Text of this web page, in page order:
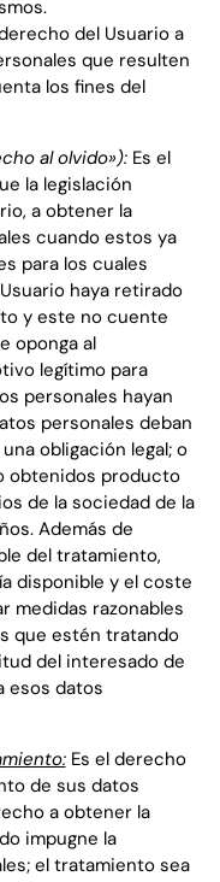
del Usuario a
que resulten
los fines del
al olvido»):Es el
la legislación
a obtener la
cuando estos ya
para los cuales
haya retirado
y este no cuente
oponga al
legítimo para
personales hayan
personales deban
obligación legal; o
obtenidos producto
de la sociedad de la
Además de
del tratamiento,
disponible y el coste
medidas razonables
que estén tratando
del interesado de
esos datos
Es el derecho
de sus datos
a obtener la
impugne la
el tratamiento sea